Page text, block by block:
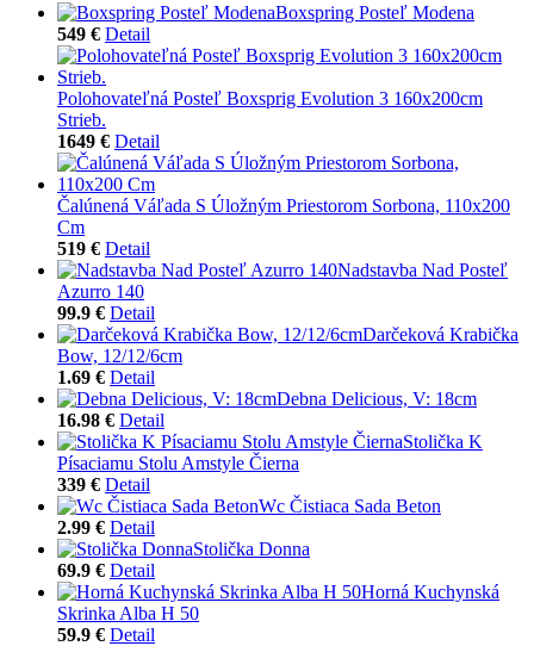
Boxspring Posteľ Modena
549 € Detail
Polohovateľná Posteľ Boxsprig Evolution 3 160x200cm
Strieb.
1649 € Detail
Čalúnená Váľada S Úložným Priestorom Sorbona, 110x200
Cm
519 € Detail
Nadstavba Nad Posteľ
Azurro 140
99.9 € Detail
Darčeková Krabička
Bow, 12/12/6cm
1.69 € Detail
Debna Delicious, V: 18cm
16.98 € Detail
Stolička K
Písaciamu Stolu Amstyle Čierna
339 € Detail
Wc Čistiaca Sada Beton
2.99 € Detail
Stolička Donna
69.9 € Detail
Horná Kuchynská
Skrinka Alba H 50
59.9 € Detail